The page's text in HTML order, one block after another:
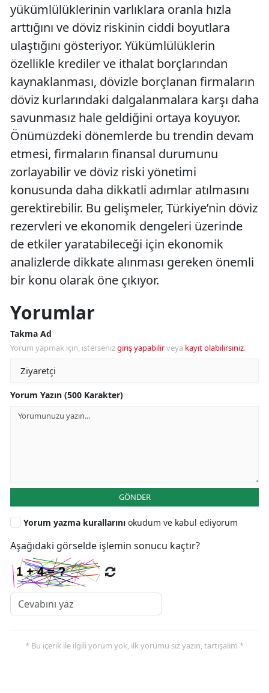
yükümlülüklerinin varlıklara oranla hızla
arttığını ve döviz riskinin ciddi boyutlara
ulaştığını gösteriyor. Yükümlülüklerin
özellikle krediler ve ithalat borçlarından
kaynaklanması, dövizle borçlanan firmaların
döviz kurlarındaki dalgalanmalara karşı daha
savunmasız hale geldiğini ortaya koyuyor.
Önümüzdeki dönemlerde bu trendin devam
etmesi, firmaların finansal durumunu
zorlayabilir ve döviz riski yönetimi
konusunda daha dikkatli adımlar atılmasını
gerektirebilir. Bu gelişmeler, Türkiye’nin döviz
rezervleri ve ekonomik dengeleri üzerinde
de etkiler yaratabileceği için ekonomik
analizlerde dikkate alınması gereken önemli
bir konu olarak öne çıkıyor.
Yorumlar
Takma Ad
Yorum yapmak için, istersenizgiriş yapabilirveya kayıt olabilirsiniz.
Yorum Yazın (500 Karakter)
GÖNDER
Yorum yazma kurallarını okudum ve kabul ediyorum
Aşağıdaki görselde işlemin sonucu kaçtır?
* Bu içerik ile ilgili yorum yok, ilk yorumu siz yazın, tartışalım *